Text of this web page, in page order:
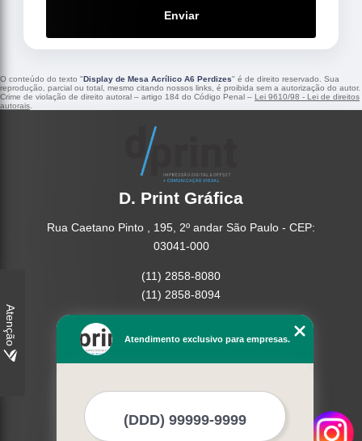
Enviar
O conteúdo do texto "Display de Mesa Acrílico A6 Perdizes" é de direito reservado. Sua
reprodução, parcial ou total, mesmo citando nossos links, é proibida sem a autorização do autor.
Crime de violação de direito autoral – artigo 184 do Código Penal – Lei 9610/98 - Lei de direitos
autorais.
D. Print Gráfica
Rua Caetano Pinto , 195, 2º andar São Paulo - CEP:
03041-000
(11) 2858-8080
(11) 2858-8094
Empresa
Missão
Mapa do site
Atendimento exclusivo para empresas.
Atenção